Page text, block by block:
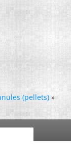
(pellets) »